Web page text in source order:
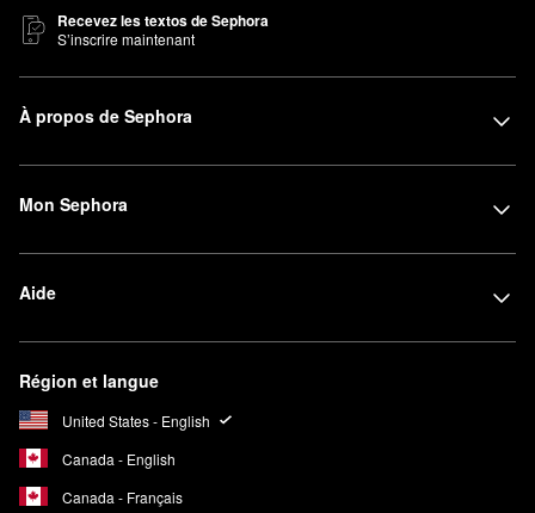
Recevez les textos de Sephora
S’inscrire maintenant
À propos de Sephora
Mon Sephora
Aide
Région et langue
United States - English
Canada - English
Canada - Français